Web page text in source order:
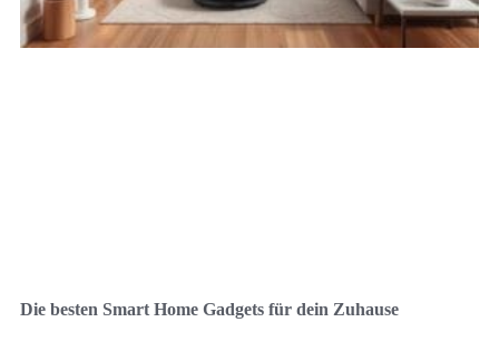
Die besten Smart Home Gadgets für dein Zuhause